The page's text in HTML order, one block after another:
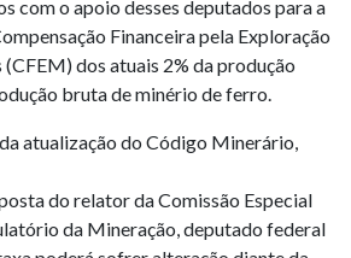
com o apoio desses deputados para a
Financeira pela Exploração
dos atuais 2% da produção
bruta de minério de ferro.
atualização do Código Minerário,
do relator da Comissão Especial
da Mineração, deputado federal